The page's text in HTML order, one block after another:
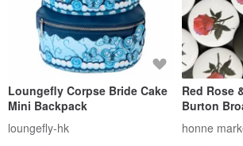
Loungefly Corpse Bride Cake
Mini Backpack
loungefly-hk
Red Rose
Burton
vintage
honne